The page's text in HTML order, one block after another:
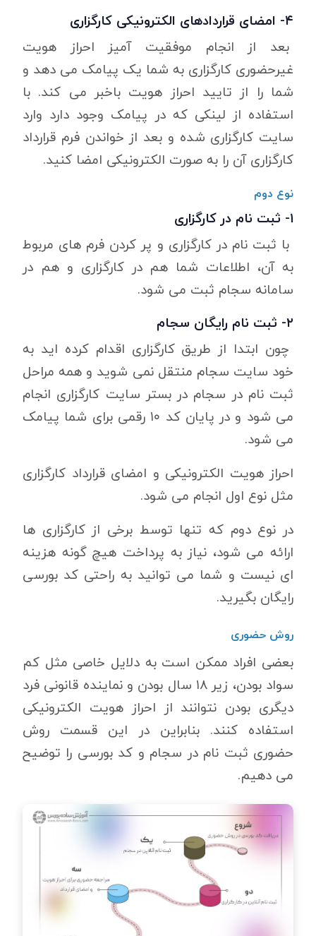
۴- امضای قراردادهای الکترونیکی کارگزاری
بعد از انجام موفقیت آمیز احراز هویت
غیرحضوری کارگزاری به شما یک پیامک می دهد و
شما را از تایید احراز هویت باخبر می کند. با
استفاده از لینکی که در پیامک وجود دارد وارد
سایت کارگزاری شده و بعد از خواندن فرم قرارداد
کارگزاری آن را به صورت الکترونیکی امضا کنید.
نوع دوم
۱- ثبت نام در کارگزاری
با ثبت نام در کارگزاری و پر کردن فرم های مربوط
به آن، اطلاعات شما هم در کارگزاری و هم در
سامانه سجام ثبت می شود.
۲- ثبت نام رایگان سجام
چون ابتدا از طریق کارگزاری اقدام کرده اید به
خود سایت سجام منتقل نمی شوید و همه مراحل
ثبت نام در سجام در بستر سایت کارگزاری انجام
می شود و در پایان کد ۱۰ رقمی برای شما پیامک
می شود.
احراز هویت الکترونیکی و امضای قرارداد کارگزاری
مثل نوع اول انجام می شود.
در نوع دوم که تنها توسط برخی از کارگزاری ها
ارائه می شود، نیاز به پرداخت هیچ گونه هزینه
ای نیست و شما می توانید به راحتی کد بورسی
رایگان بگیرید.
روش حضوری
بعضی افراد ممکن است به دلایل خاصی مثل کم
سواد بودن، زیر ۱۸ سال بودن و نماینده قانونی فرد
دیگری بودن نتوانند از احراز هویت الکترونیکی
استفاده کنند. بنابراین در این قسمت روش
حضوری ثبت نام در سجام و کد بورسی را توضیح
می دهیم.